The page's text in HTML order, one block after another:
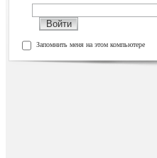
Запомнить меня на этом компьютере